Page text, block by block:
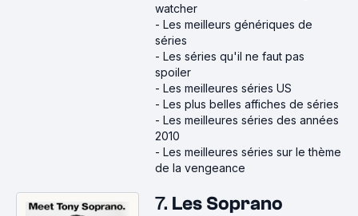
watcher
- Les meilleurs génériques de
séries
- Les séries qu'il ne faut pas
spoiler
- Les meilleures séries US
- Les plus belles affiches de séries
- Les meilleures séries des années
2010
- Les meilleures séries sur le thème
de la vengeance
7. Les Soprano